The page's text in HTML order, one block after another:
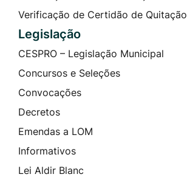
Verificação de Certidão de Quitação
Legislação
CESPRO – Legislação Municipal
Concursos e Seleções
Convocações
Decretos
Emendas a LOM
Informativos
Lei Aldir Blanc